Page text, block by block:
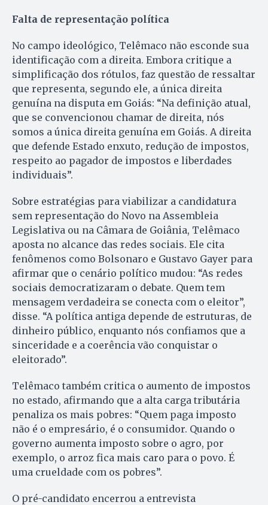
Falta de representação política
No campo ideológico, Telêmaco não esconde sua
identificação com a direita. Embora critique a
simplificação dos rótulos, faz questão de ressaltar
que representa, segundo ele, a única direita
genuína na disputa em Goiás: “Na definição atual,
que se convencionou chamar de direita, nós
somos a única direita genuína em Goiás. A direita
que defende Estado enxuto, redução de impostos,
respeito ao pagador de impostos e liberdades
individuais”.
Sobre estratégias para viabilizar a candidatura
sem representação do Novo na Assembleia
Legislativa ou na Câmara de Goiânia, Telêmaco
aposta no alcance das redes sociais. Ele cita
fenômenos como Bolsonaro e Gustavo Gayer para
afirmar que o cenário político mudou: “As redes
sociais democratizaram o debate. Quem tem
mensagem verdadeira se conecta com o eleitor”,
disse. “A política antiga depende de estruturas, de
dinheiro público, enquanto nós confiamos que a
sinceridade e a coerência vão conquistar o
eleitorado”.
Telêmaco também critica o aumento de impostos
no estado, afirmando que a alta carga tributária
penaliza os mais pobres: “Quem paga imposto
não é o empresário, é o consumidor. Quando o
governo aumenta imposto sobre o agro, por
exemplo, o arroz fica mais caro para o povo. É
uma crueldade com os pobres”.
O pré-candidato encerrou a entrevista